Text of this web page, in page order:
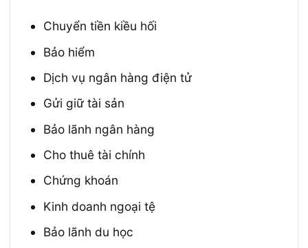
Chuyển tiền kiều hối
Bảo hiểm
Dịch vụ ngân hàng điện tử
Gửi giữ tài sản
Bảo lãnh ngân hàng
Cho thuê tài chính
Chứng khoán
Kinh doanh ngoại tệ
Bảo lãnh du học